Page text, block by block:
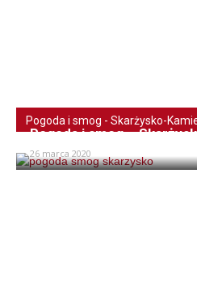
Pogoda i smog - Skarżysko-
Pogoda i smog –
26 marca 2020